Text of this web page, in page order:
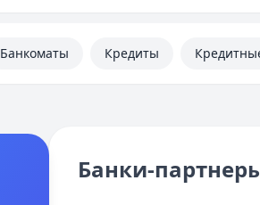
Банкоматы Кредиты
Банки-